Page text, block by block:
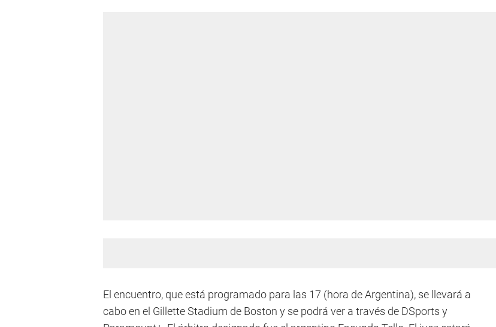
El encuentro, que está programado para las 17 (hora de Argentina), se llevará a
cabo en el Gillette Stadium de Boston y se podrá ver a través de DSports y